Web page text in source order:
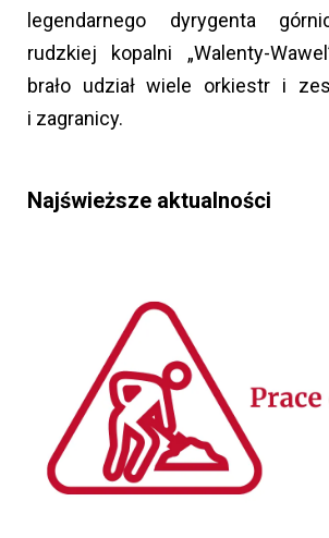
legendarnego dyrygenta
rudzkiej kopalni „Walenty-
brało udział wiele orkiestr i
i zagranicy.
Najświeższe aktualności